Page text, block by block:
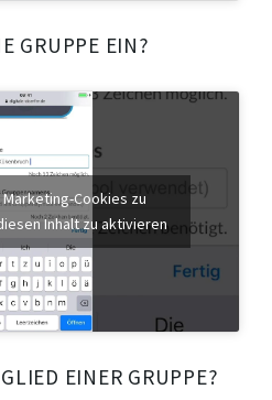
GRUPPE EIN?
Cookies zu
Inhalt zu aktivieren
EINER GRUPPE?